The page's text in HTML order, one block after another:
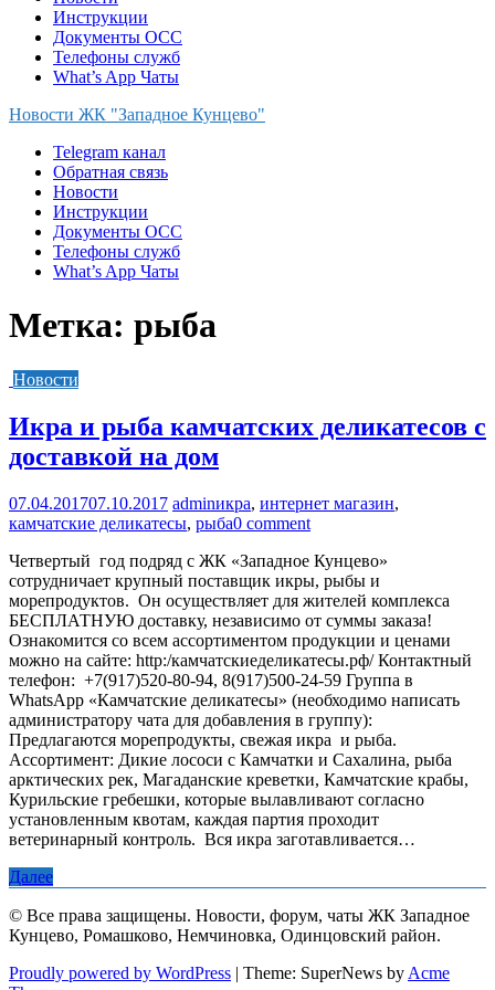
Инструкции
Документы ОСС
Телефоны служб
What’s App Чаты
Новости ЖК "Западное Кунцево"
Telegram канал
Обратная связь
Новости
Инструкции
Документы ОСС
Телефоны служб
What’s App Чаты
Метка: рыба
Новости
Икра и рыба камчатских деликатесов с
доставкой на дом
07.04.201707.10.2017 adminикра, интернет магазин,
камчатские деликатесы, рыба0 comment
Четвертый год подряд с ЖК «Западное Кунцево»
сотрудничает крупный поставщик икры, рыбы и
морепродуктов. Он осуществляет для жителей комплекса
БЕСПЛАТНУЮ доставку, независимо от суммы заказа!
Ознакомится со всем ассортиментом продукции и ценами
можно на сайте: http:/камчатскиеделикатесы.рф/ Контактный
телефон: +7(917)520-80-94, 8(917)500-24-59 Группа в
WhatsApp «Камчатские деликатесы» (необходимо написать
администратору чата для добавления в группу): ‎
Предлагаются морепродукты, свежая икра и рыба.
Ассортимент: Дикие лососи с Камчатки и Сахалина, рыба
арктических рек, Магаданские креветки, Камчатские крабы,
Курильские гребешки, которые вылавливают согласно
установленным квотам, каждая партия проходит
ветеринарный контроль. Вся икра заготавливается…
Далее
© Все права защищены. Новости, форум, чаты ЖК Западное
Кунцево, Ромашково, Немчиновка, Одинцовский район.
Proudly powered by WordPress | Theme: SuperNews by Acme